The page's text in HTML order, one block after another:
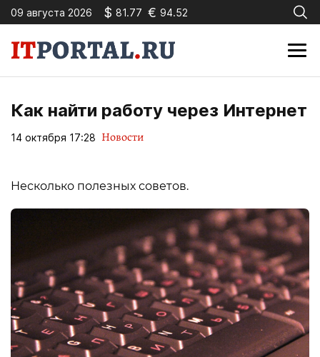
09 августа 2026 $ 81.77 € 94.52
Как найти работу через Интернет
14 октября 17:28 Новости
Несколько полезных советов.